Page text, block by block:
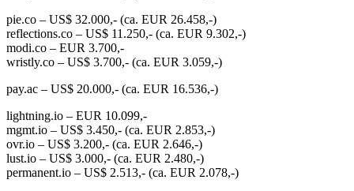
pie.co​ – US$ 32.000,- (ca. EUR 26.458,-)
reflections.co​ – US$ 11.250,- (ca. EUR 9.302,-)
modi.co​ – EUR 3.700,-
wristly.co​ – US$ 3.700,-​ (ca. EUR 3.059,-)
pay.ac​ – US$ 20.000​,- (ca. EUR 16.536,-)
lightning.io​ – EUR 10.099,-
mgmt.io​ – US$ 3.450​,- (ca. EUR 2.853,-)
ovr.io​ – US$ 3.200,- (ca. EUR 2.646,-)
lust.io​ – US$ 3.000​,- (ca. EUR 2.480,-)
permanent.io​ – US$ 2.513​,- (ca. EUR 2.078,-)